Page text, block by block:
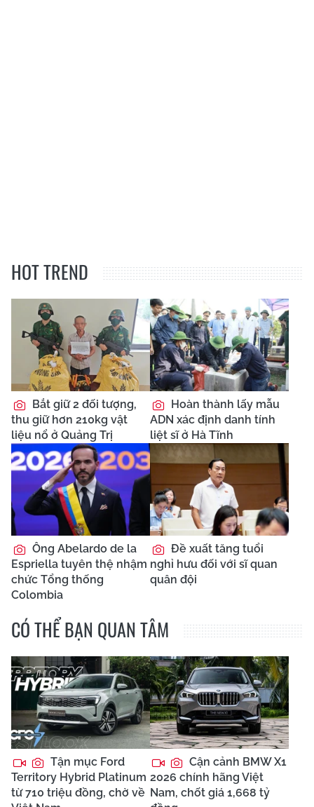
HOT TREND
Bắt giữ 2 đối tượng,
thu giữ hơn 210kg vật
liệu nổ ở Quảng Trị
Hoàn thành lấy mẫu
ADN xác định danh tính
liệt sĩ ở Hà Tĩnh
Ông Abelardo de la
Espriella tuyên thệ nhậm
chức Tổng thống
Colombia
Đề xuất tăng tuổi
nghỉ hưu đối với sĩ quan
quân đội
CÓ THỂ BẠN QUAN TÂM
Tận mục Ford
Territory Hybrid Platinum
từ 710 triệu đồng, chờ về
Cận cảnh BMW X1
2026 chính hãng Việt
Nam, chốt giá 1,668 tỷ